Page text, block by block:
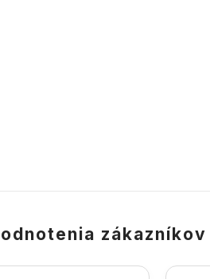
zákazníkov